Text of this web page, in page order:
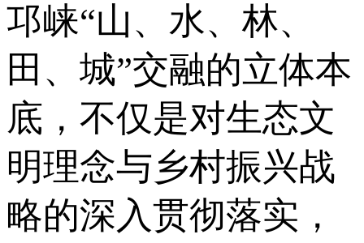
邛崃“山、水、林、
田、城”交融的立体本
底，不仅是对生态文
明理念与乡村振兴战
略的深入贯彻落实，